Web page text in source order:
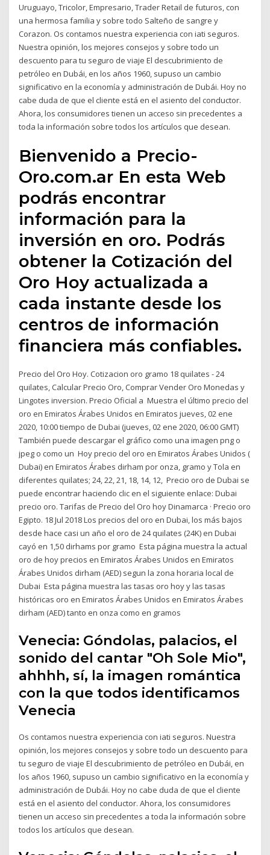
Uruguayo, Tricolor, Empresario, Trader Retail de futuros, con
una hermosa familia y sobre todo Salteño de sangre y
Corazon. Os contamos nuestra experiencia con iati seguros.
Nuestra opinión, los mejores consejos y sobre todo un
descuento para tu seguro de viaje El descubrimiento de
petróleo en Dubái, en los años 1960, supuso un cambio
significativo en la economía y administración de Dubái. Hoy no
cabe duda de que el cliente está en el asiento del conductor.
Ahora, los consumidores tienen un acceso sin precedentes a
toda la información sobre todos los artículos que desean.
Bienvenido a Precio-
Oro.com.ar En esta Web
podrás encontrar
información para la
inversión en oro. Podrás
obtener la Cotización del
Oro Hoy actualizada a
cada instante desde los
centros de información
financiera más confiables.
Precio del Oro Hoy. Cotizacion oro gramo 18 quilates - 24
quilates, Calcular Precio Oro, Comprar Vender Oro Monedas y
Lingotes inversion. Precio Oficial a Muestra el último precio del
oro en Emiratos Árabes Unidos en Emiratos jueves, 02 ene
2020, 10:00 tiempo de Dubai (jueves, 02 ene 2020, 06:00 GMT)
También puede descargar el gráfico como una imagen png o
jpeg o como un Hoy precio del oro en Emiratos Árabes Unidos (
Dubai) en Emiratos Árabes dirham por onza, gramo y Tola en
diferentes quilates; 24, 22, 21, 18, 14, 12, Precio oro de Dubai se
puede encontrar haciendo clic en el siguiente enlace: Dubai
precio oro. Tarifas de Precio del Oro hoy Dinamarca · Precio oro
Egipto. 18 Jul 2018 Los precios del oro en Dubai, los más bajos
desde hace casi un año el oro de 24 quilates (24K) en Dubai
cayó en 1,50 dirhams por gramo Esta página muestra la actual
oro de hoy precios en Emiratos Árabes Unidos en Emiratos
Árabes Unidos dirham (AED) segun la zona horaria local de
Dubai Esta página muestra las tasas oro hoy y las tasas
históricas oro en Emiratos Árabes Unidos en Emiratos Árabes
dirham (AED) tanto en onza como en gramos
Venecia: Góndolas, palacios, el
sonido del cantar "Oh Sole Mio",
ahhhh, sí, la imagen romántica
con la que todos identificamos
Venecia
Os contamos nuestra experiencia con iati seguros. Nuestra
opinión, los mejores consejos y sobre todo un descuento para
tu seguro de viaje El descubrimiento de petróleo en Dubái, en
los años 1960, supuso un cambio significativo en la economía y
administración de Dubái. Hoy no cabe duda de que el cliente
está en el asiento del conductor. Ahora, los consumidores
tienen un acceso sin precedentes a toda la información sobre
todos los artículos que desean.